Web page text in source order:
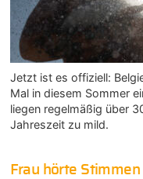
Jetzt ist es offiziell:
Mal in diesem Sommer
liegen regelmäßig über
Jahreszeit zu mild.
Frau hörte Stimmen